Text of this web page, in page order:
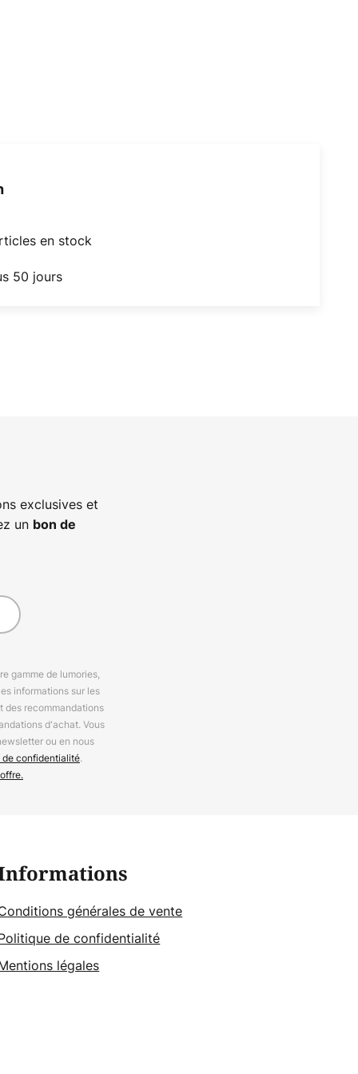
en stock
50 jours
exclusives et
un bon de
gamme de lumories,
informations sur les
des recommandations
d'achat. Vous
ou en nous
de confidentialité.
générales de vente
de confidentialité
légales